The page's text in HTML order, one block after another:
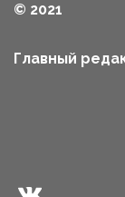
© 2021
Главный